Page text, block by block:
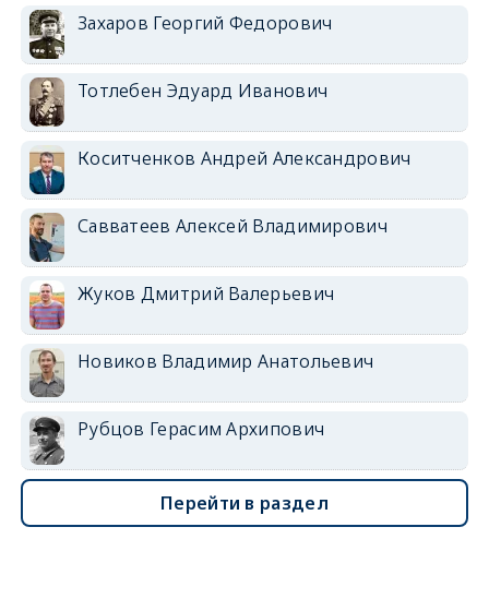
Захаров Георгий Федорович
Тотлебен Эдуард Иванович
Коситченков Андрей Александрович
Савватеев Алексей Владимирович
Жуков Дмитрий Валерьевич
Новиков Владимир Анатольевич
Рубцов Герасим Архипович
Перейти в раздел